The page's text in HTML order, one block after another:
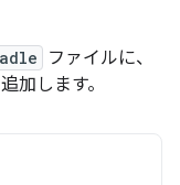
ファイルに、
加します。